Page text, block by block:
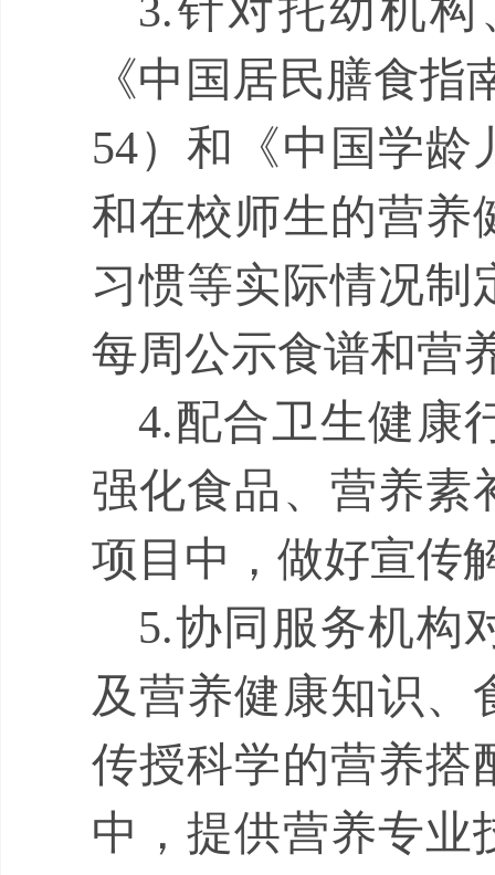
3.针对托幼机
《中国居民膳食指
54）和
《中国学
和在校师生的营养
习惯等实际情况制
每周公示食谱和营
4.配合卫生健康
强化食品、营养素
项目中，做好宣传
5.协同服务机构
及营养健康知识、
传授科学的营养搭
中，提供营养专业